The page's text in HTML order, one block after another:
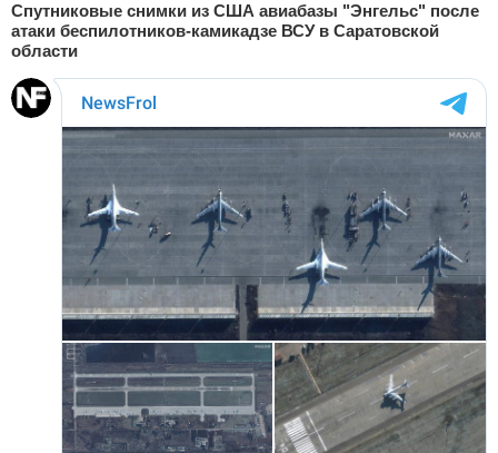
Спутниковые снимки из США авиабазы "Энгельс" после
атаки беспилотников-камикадзе ВСУ в Саратовской
области